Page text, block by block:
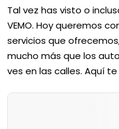
Tal vez has visto o
VEMO. Hoy queremos
servicios que
mucho más que los
ves en las calles. Aquí